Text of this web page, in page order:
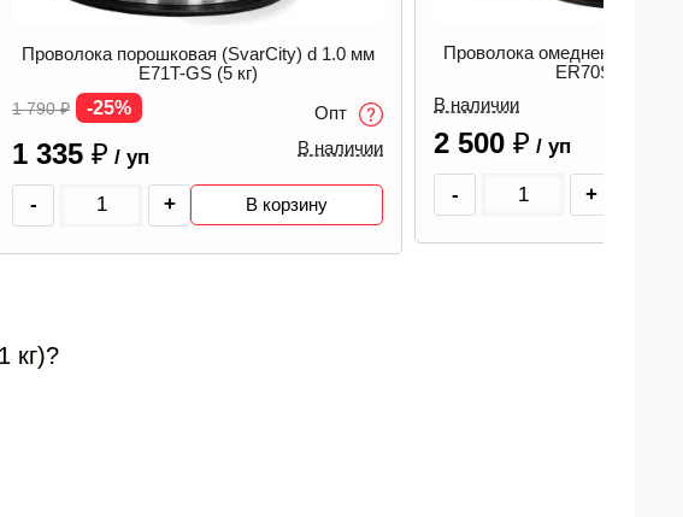
Проволока омедненная (SvarCity) d 1.2 мм
ER70S-6 (15 кг)
В наличии
2 500 ₽ / уп Опт
+ В корзину
Проволока омедненная
ER70S-6 (5 кг)
В наличии
1 130 ₽ / уп
- +
кг)?